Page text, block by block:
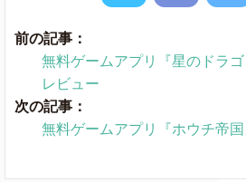
前の記事：
無料ゲームアプリ『星のドラ
レビュー
次の記事：
無料ゲームアプリ『ホウチ帝